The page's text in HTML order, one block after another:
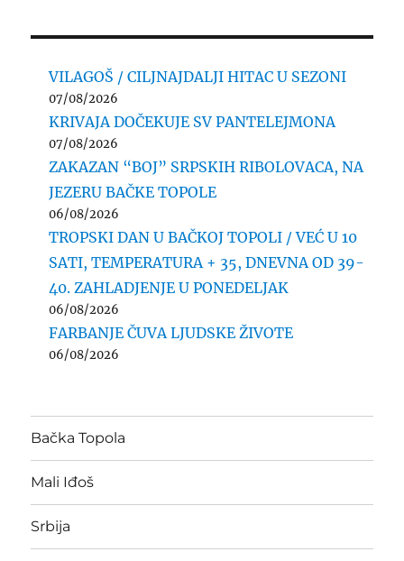
VILAGOŠ / CILJNAJDALJI HITAC U SEZONI
07/08/2026
KRIVAJA DOČEKUJE SV PANTELEJMONA
07/08/2026
ZAKAZAN “BOJ” SRPSKIH RIBOLOVACA, NA
JEZERU BAČKE TOPOLE
06/08/2026
TROPSKI DAN U BAČKOJ TOPOLI / VEĆ U 10
SATI, TEMPERATURA + 35, DNEVNA OD 39-
40. ZAHLADJENJE U PONEDELJAK
06/08/2026
FARBANJE ČUVA LJUDSKE ŽIVOTE
06/08/2026
Bačka Topola
Mali Iđoš
Srbija